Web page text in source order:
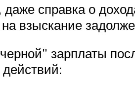
справка о
взыскание
зарплаты